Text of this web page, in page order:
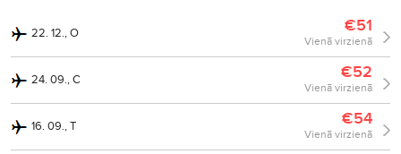
22. 12., O €51
Vienā virzienā
24. 09., C €52
Vienā virzienā
16. 09., T €54
Vienā virzienā